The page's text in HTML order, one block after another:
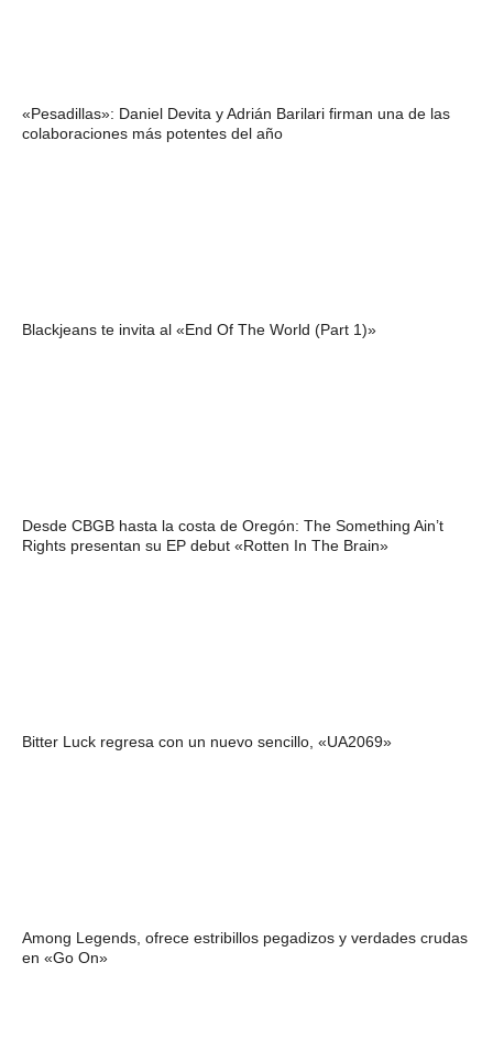
«Pesadillas»: Daniel Devita y Adrián Barilari firman una de las
colaboraciones más potentes del año
Blackjeans te invita al «End Of The World (Part 1)»
Desde CBGB hasta la costa de Oregón: The Something Ain’t
Rights presentan su EP debut «Rotten In The Brain»
Bitter Luck regresa con un nuevo sencillo, «UA2069»
Among Legends, ofrece estribillos pegadizos y verdades crudas
en «Go On»